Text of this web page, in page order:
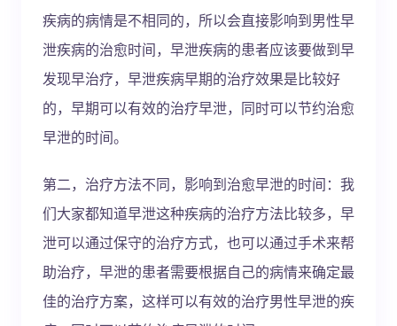
疾病的病情是不相同的，所以会直接影响到男性早
泄疾病的治愈时间，早泄疾病的患者应该要做到早
发现早治疗，早泄疾病早期的治疗效果是比较好
的，早期可以有效的治疗早泄，同时可以节约治愈
早泄的时间。
第二，治疗方法不同，影响到治愈早泄的时间：我
们大家都知道早泄这种疾病的治疗方法比较多，早
泄可以通过保守的治疗方式，也可以通过手术来帮
助治疗，早泄的患者需要根据自己的病情来确定最
佳的治疗方案，这样可以有效的治疗男性早泄的疾